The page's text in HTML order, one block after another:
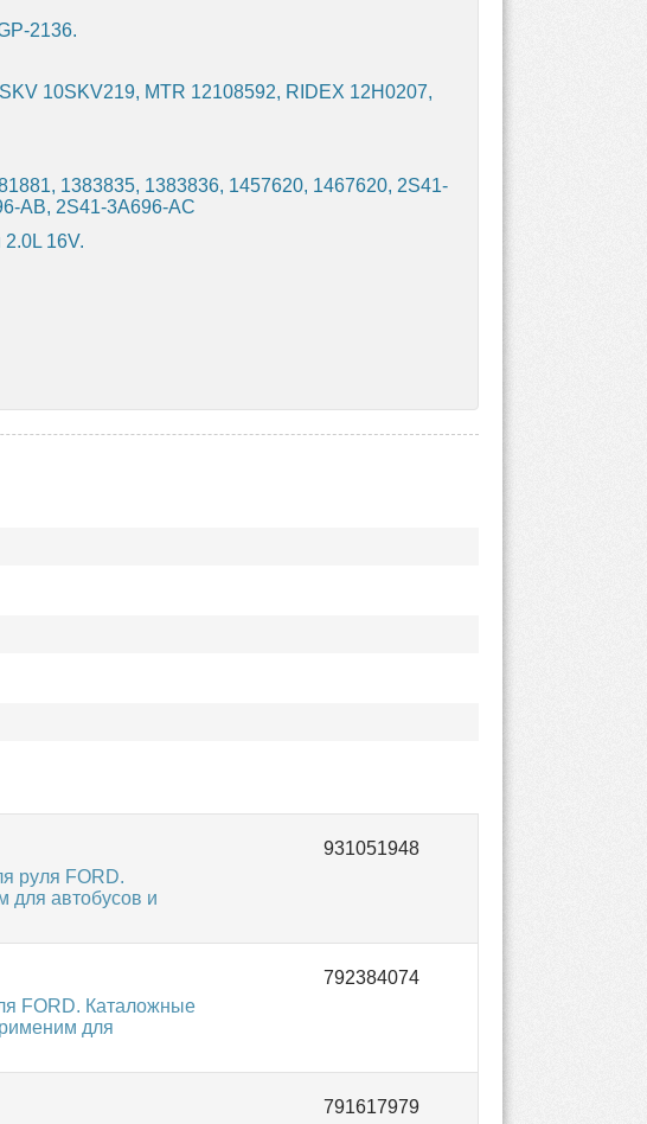
2136.
10SKV219, MTR 12108592, RIDEX 12H0207,
1383835, 1383836, 1457620, 1467620, 2S41-
AB, 2S41-3A696-AC
16V.
руля FORD.
для автобусов и
FORD. Каталожные
для